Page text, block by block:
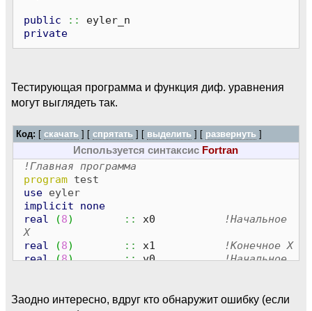
public ::
eyler_n
private
!Подпрограмма решения диф. уравнения
subroutineeyler_n
error
real (8),intent (in) :: x0
!
Начальное Х
),intent (in) :: x1
Конечное Х
real
(8 ,intent
Начальное Y
real
(8 ) ,intent
Искомое Y
real
Текущее X
real (8) :: y
!
Шаг интегрирования
Тестирующая программа и функция диф. уравнения
могут выглядеть так.
Код: [скачать ] [спрятать ] [ выделить ] [ развернуть ]
Используется синтаксис Fortran
!Главная программа
program test
use eyler
implicit
none
real
(8) :: x0
!Начальное
X
real
(8) :: x1
!Конечное X
real (8) :: y0
!Начальное
integer
:: n
!Число
Заодно интересно, вдруг кто обнаружит ошибку (если